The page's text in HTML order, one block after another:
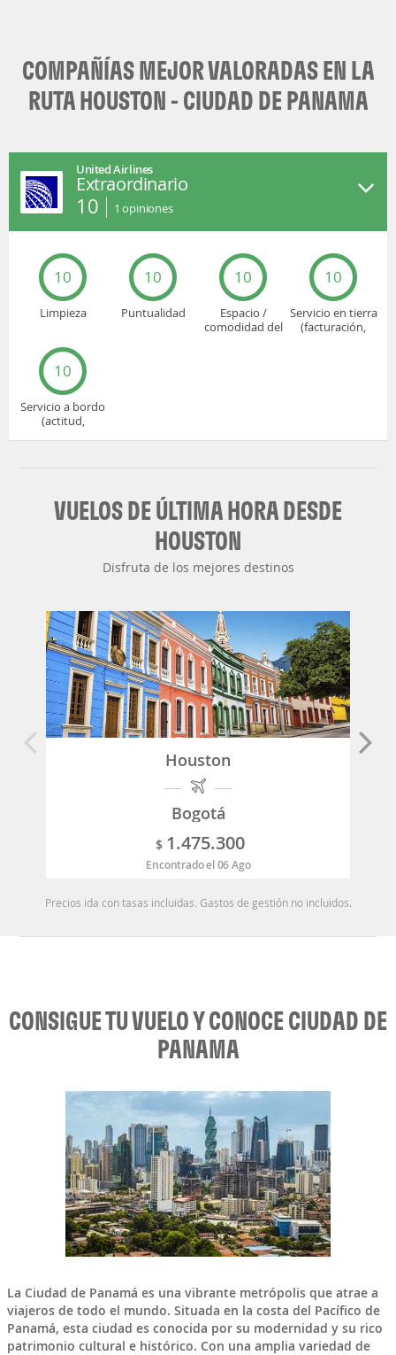
COMPAÑÍAS MEJOR VALORADAS EN LA
RUTA HOUSTON - CIUDAD DE PANAMA
United Airlines
Extraordinario
10 1 opiniones
10
Limpieza
10
Puntualidad
10
Espacio /
comodidad del
10
Servicio en tierra
(facturación,
10
Servicio a bordo
(actitud,
VUELOS DE ÚLTIMA HORA DESDE
HOUSTON
Disfruta de los mejores destinos
Houston
Bogotá
$ 1.475.300
Encontrado el 06 Ago
Precios ida con tasas incluidas. Gastos de gestión no incluidos.
CONSIGUE TU VUELO Y CONOCE CIUDAD DE
PANAMA
La Ciudad de Panamá es una vibrante metrópolis que atrae a
viajeros de todo el mundo. Situada en la costa del Pacífico de
Panamá, esta ciudad es conocida por su modernidad y su rico
patrimonio cultural e histórico. Con una amplia variedad de